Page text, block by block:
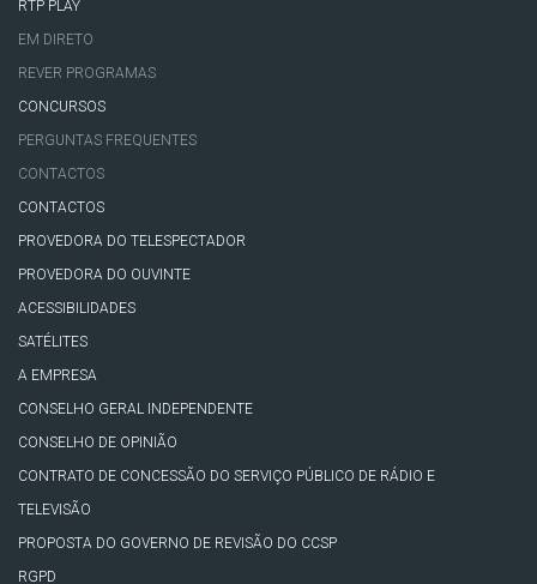
RTP PLAY
EM DIRETO
REVER PROGRAMAS
CONCURSOS
PERGUNTAS FREQUENTES
CONTACTOS
CONTACTOS
PROVEDORA DO TELESPECTADOR
PROVEDORA DO OUVINTE
ACESSIBILIDADES
SATÉLITES
A EMPRESA
CONSELHO GERAL INDEPENDENTE
CONSELHO DE OPINIÃO
CONTRATO DE CONCESSÃO DO SERVIÇO PÚBLICO DE RÁDIO E
TELEVISÃO
PROPOSTA DO GOVERNO DE REVISÃO DO CCSP
RGPD